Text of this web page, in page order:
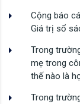
Cộng báo
Giá trị sổ
Trong
mẹ trong
thế nào là
Trong